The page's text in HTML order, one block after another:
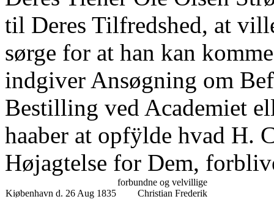
til Deres Tilfredshed, at
sørge for at han kan
indgiver Ansøgning om
Bestilling ved Academiet
haaber at opfÿlde hvad H.
Højagtelse for Dem,
Kiøbenhavn d. 26 Aug 1835
forbundne og velvillige
Christian Frederik